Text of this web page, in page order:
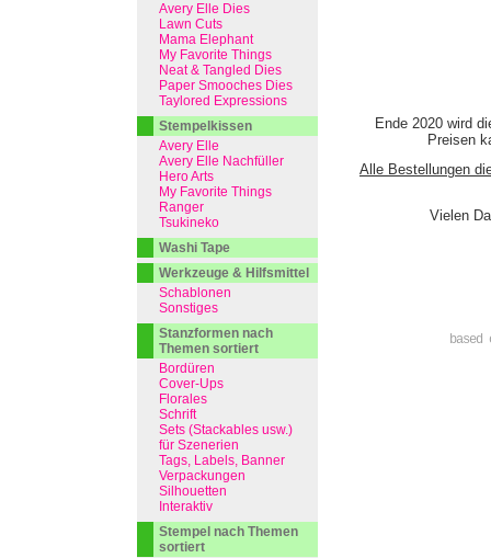
Ende 2020 wird
Preisen
Alle Bestellungen
Vielen
Avery Elle Dies
Lawn Cuts
Mama Elephant
My Favorite Things
Neat & Tangled Dies
Paper Smooches Dies
Taylored Expressions
Stempelkissen
Avery Elle
Avery Elle Nachfüller
Hero Arts
My Favorite Things
Ranger
Tsukineko
Washi Tape
Werkzeuge & Hilfsmittel
Schablonen
Sonstiges
Stanzformen nach
Themen sortiert
Bordüren
Cover-Ups
Florales
Schrift
Sets (Stackables usw.)
für Szenerien
Tags, Labels, Banner
Verpackungen
Silhouetten
Interaktiv
Stempel nach Themen
sortiert